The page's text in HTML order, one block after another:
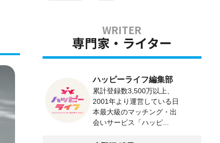
専門家・ライター
ハッピーライフ編集部
累計登録数3,500万以上、
2001年より運営している日
本最大級のマッチング・出
会いサービス「ハッピ...